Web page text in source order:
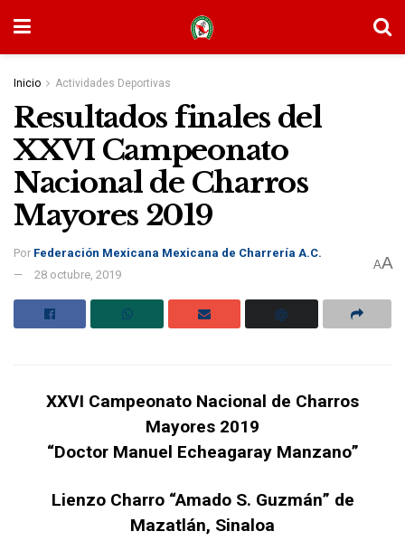
Inicio Actividades Deportivas
Resultados finales del
XXVI Campeonato
Nacional de Charros
Mayores 2019
Por Federación Mexicana Mexicana de Charrería A.C.
28 octubre, 2019
AA
XXVI Campeonato Nacional de Charros
Mayores 2019
“Doctor Manuel Echeagaray Manzano”
Lienzo Charro “Amado S. Guzmán” de
Mazatlán, Sinaloa